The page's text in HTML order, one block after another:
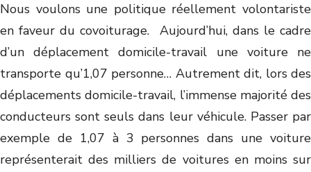
Nous voulons une politique réellement volontariste
en faveur du covoiturage. Aujourd’hui, dans le cadre
d’un déplacement domicile-travail une voiture ne
transporte qu’1,07 personne… Autrement dit, lors des
déplacements domicile-travail, l’immense majorité des
conducteurs sont seuls dans leur véhicule. Passer par
exemple de 1,07 à 3 personnes dans une voiture
représenterait des milliers de voitures en moins sur